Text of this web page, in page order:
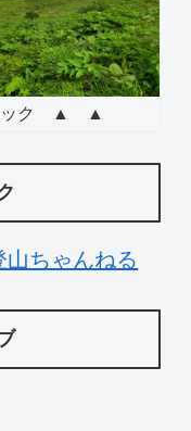
ック ▲ ▲
ちゃんねる